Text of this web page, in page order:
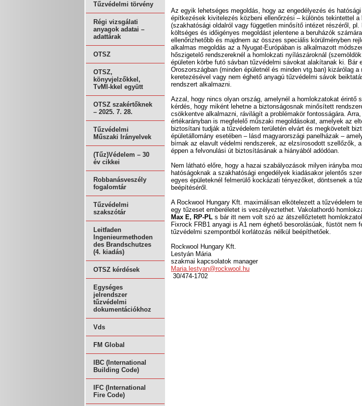
Tűzvédelmi törvény
Régi vizsgálati
anyagok adatai –
adattárak
OTSZ
OTSZ,
könyvjelzőkkel,
TvMI-kkel együtt
OTSZ szakértőknek
– 2025. 7. 28.
Tűzvédelmi
Műszaki Irányelvek
(Tűz)Védelem – 30
év cikkei
Robbanásveszély
fogalomtár
Tűzvédelmi
szakszótár
Leitfaden
Ingenieurmethoden
des Brandschutzes
(4. kiadás)
OTSZ kérdések
Egységes
jelrendszer
tűzvédelmi
dokumentációkhoz
Vds
FM Global
IBC (International
Building Code)
IFC (International
Fire Code)
Az egyik lehetséges megoldás, hogy az engedélyezés és
építkezések kivitelezés közbeni ellenőrzési – különös tekintettel a
(szakhatósági oldalról vagy független minősítő intézet részéről,
költséges és időigényes megoldást jelentene a beruházók
ellenőrizhetőbb és majdnem az összes speciális körülményben
alkalmas megoldás az a Nyugat-Európában is alkalmazott
hőszigetelő rendszereknél a homlokzati nyílászároknál
épületen körbe futó sávban tűzvédelmi sávokat alakítanak ki. Bár
Oroszországban (minden épületnél és minden vtg.ban) kizárólag
keretezésével vagy nem éghető anyagú tűzvédelmi sávok
rendszert alkalmazni.
Azzal, hogy nincs olyan ország, amelynél a homlokzatokat érintő
kérdés, hogy miként lehetne a biztonságosnak minősített
csökkentve alkalmazni, rávilágít a problémakör fontosságára.
értékarányban is megfelelő műszaki megoldásokat, amelyek az
biztosítani tudják a tűzvédelem területén elvárt és megkövetelt
épületállomány esetében – lásd magyarországi panelházak –
bírnak az elavult védelmi rendszerek, az elzsírosodott szellőzők,
éppen a felvonulási út biztosításának a hiányából adódóan.
Nem látható előre, hogy a hazai szabályozások milyen irányba
hatóságoknak a szakhatósági engedélyek kiadásakor jelentős
egyes épületeknél felmerülő kockázati tényezőket, döntsenek a
beépítéséről.
A Rockwool Hungary Kft. maximálisan elkötelezett a tűzvédelem
egy tűzeset emberéletet is veszélyeztethet. Vakolathordó
Max E, RP-PL s bár itt nem volt szó az átszellőztetett
Fixrock FRB1 anyagi is A1 nem éghető besorolásúak, füstöt nem
tűzvédelmi szempontból korlátozás nélkül beépíthetőek.
Rockwool Hungary Kft.
Lestyán Mária
szakmai kapcsolatok manager
Maria.lestyan@rockwool.hu
30/474-1702